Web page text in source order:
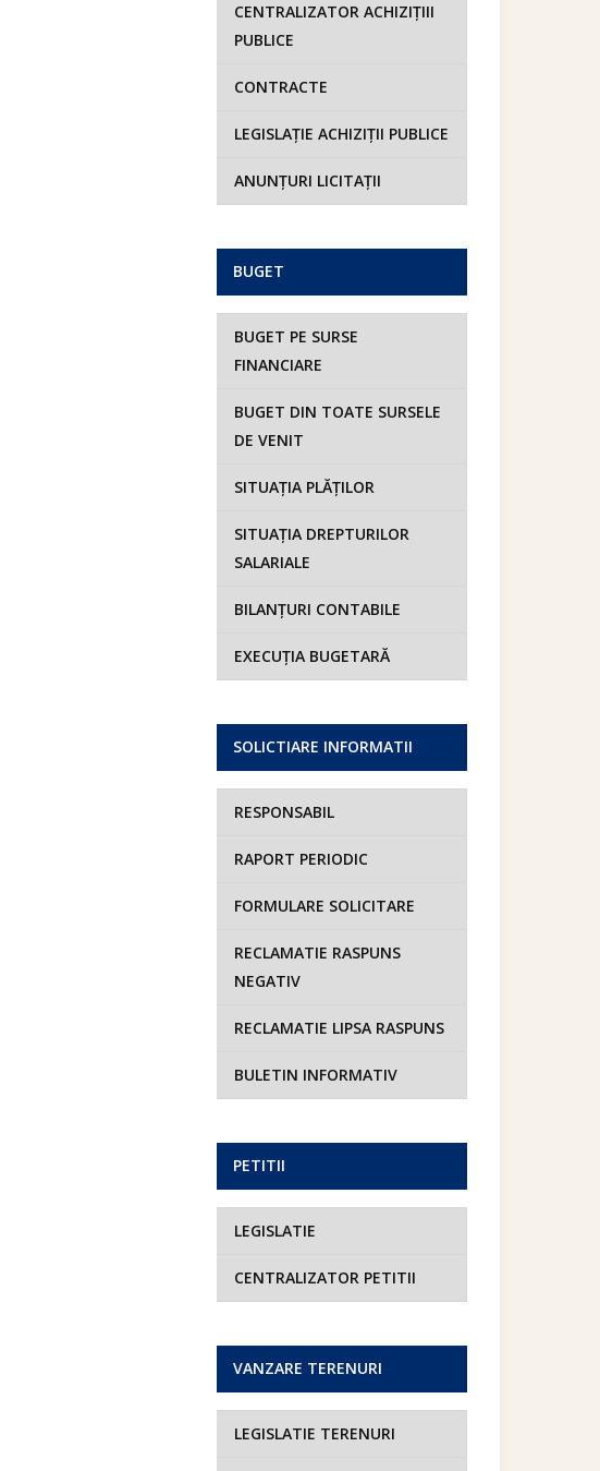
CENTRALIZATOR ACHIZIȚIII
PUBLICE
CONTRACTE
LEGISLAȚIE ACHIZIȚII PUBLICE
ANUNȚURI LICITAȚII
BUGET
BUGET PE SURSE
FINANCIARE
BUGET DIN TOATE SURSELE
DE VENIT
SITUAȚIA PLĂȚILOR
SITUAȚIA DREPTURILOR
SALARIALE
BILANȚURI CONTABILE
EXECUȚIA BUGETARĂ
SOLICTIARE INFORMATII
RESPONSABIL
RAPORT PERIODIC
FORMULARE SOLICITARE
RECLAMATIE RASPUNS
NEGATIV
RECLAMATIE LIPSA RASPUNS
BULETIN INFORMATIV
PETITII
LEGISLATIE
CENTRALIZATOR PETITII
VANZARE TERENURI
LEGISLATIE TERENURI